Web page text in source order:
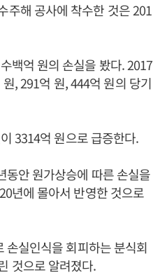
주해 공사에 착수한 것은 201
백억 원의 손실을 봤다. 2017
, 291억 원, 444억 원의 당기
3314억 원으로 급증한다.
동안 원가상승에 따른 손실을
년에 몰아서 반영한 것으로
손실인식을 회피하는 분식회
것으로 알려졌다.